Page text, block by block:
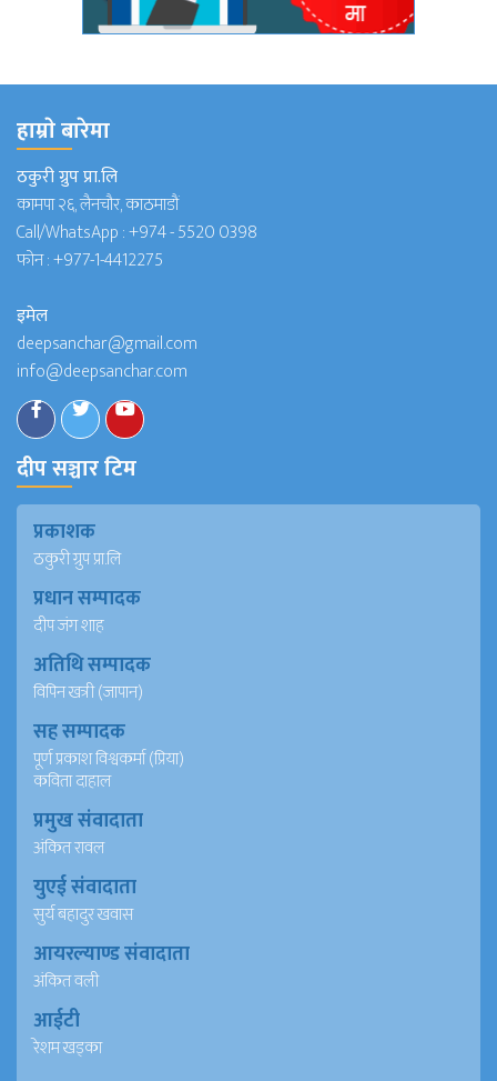
हाम्राे बारेमा
ठकुरी ग्रुप प्रा.लि
कामपा २६, लैनचौर, काठमाडौं
Call/WhatsApp :+974 - 5520 0398
फोन :+977-1-4412275
इमेल
deepsanchar@gmail.com
info@deepsanchar.com
दीप सञ्चार टिम
प्रकाशक
ठकुरी ग्रुप प्रा.लि
प्रधान सम्पादक
दीप जंग शाह
अतिथि सम्पादक
विपिन खत्री (जापान)
सह सम्पादक
पूर्ण प्रकाश विश्वकर्मा (प्रिया)
कविता दाहाल
प्रमुख संवादाता
अंकित रावल
युएई संवादाता
सुर्य बहादुर खवास
आयरल्याण्ड संवादाता
अंकित वली
आईटी
रेशम खड्का